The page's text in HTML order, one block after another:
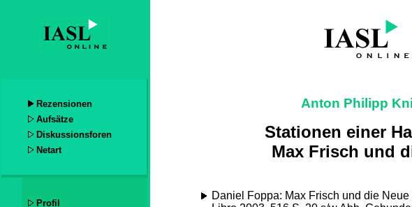
Rezensionen
Aufsätze
Diskussionsforen
Netart
Profil
Anton Philipp
Stationen einer
Max Frisch und
Daniel Foppa: Max Frisch und die